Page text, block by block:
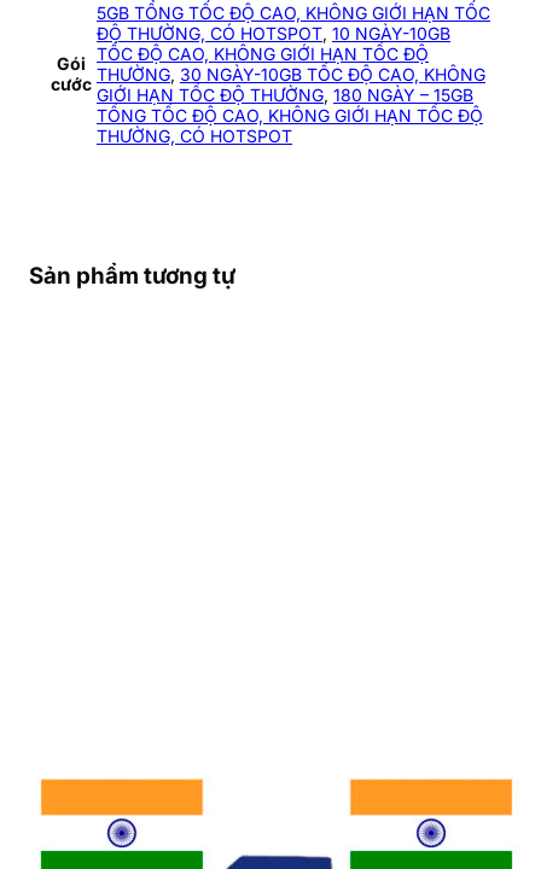
THÔNG TIN NHÀ MẠNG
TỐT NHẤT Ở ĐÀI LOAN –
Các Nhà Mạng Di Động Lớn
Taiwan Mobile
Taiwan Mobile được đánh giá cao tốc độ
Gói
cước
5GB TỔNG TỐC ĐỘ CAO, KHÔNG GIỚI HẠN TỐC
ĐỘ THƯỜNG, CÓ HOTSPOT, 10 NGÀY-10GB
TỐC ĐỘ CAO, KHÔNG GIỚI HẠN TỐC ĐỘ
THƯỜNG, 30 NGÀY-10GB TỐC ĐỘ CAO, KHÔNG
GIỚI HẠN TỐC ĐỘ THƯỜNG, 180 NGÀY – 15GB
TỔNG TỐC ĐỘ CAO, KHÔNG GIỚI HẠN TỐC ĐỘ
THƯỜNG, CÓ HOTSPOT
Sản phẩm tương tự